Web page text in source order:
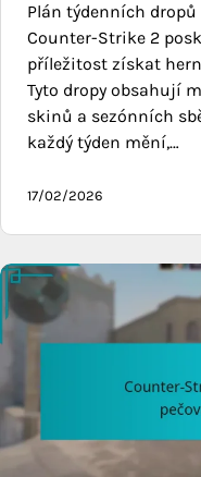
Plán týdenních
Counter-Strike 2
příležitost získat
Tyto dropy obsahují
skinů a sezónních
každý týden mění,…
17/02/2026